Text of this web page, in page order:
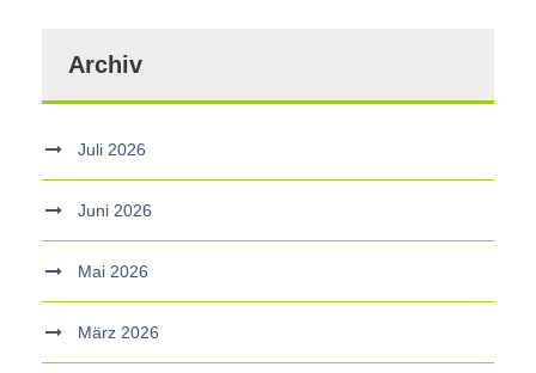
Archiv
Juli 2026
Juni 2026
Mai 2026
März 2026